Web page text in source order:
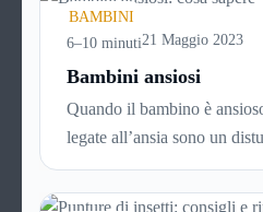
provenienti dalla Cina, che
proprie trappole per i nostri
BAMBINI
6–10 minuti21 Maggio 2023
Bambini ansiosi
Quando il bambino è
legate all’ansia sono un
in bambini di tutte le età e
nel modo adeguato per